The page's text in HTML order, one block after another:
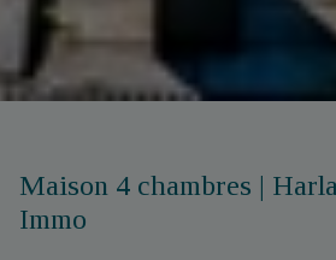
Maison 4 chambres |
Immo